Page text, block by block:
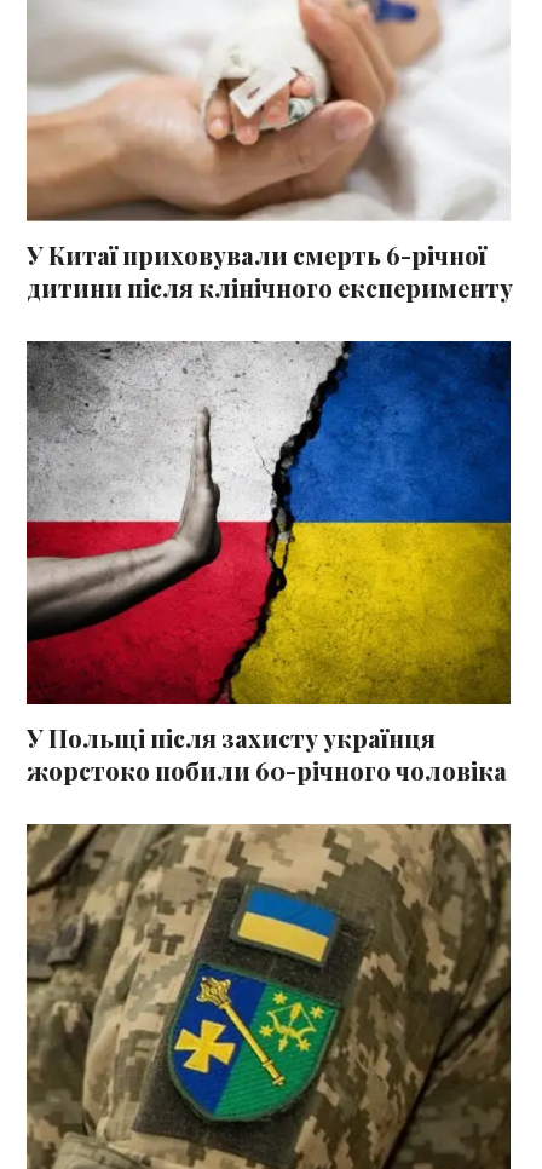
У Китаї приховували смерть 6-річної
дитини після клінічного експерименту
У Польщі після захисту українця
жорстоко побили 60-річного чоловіка